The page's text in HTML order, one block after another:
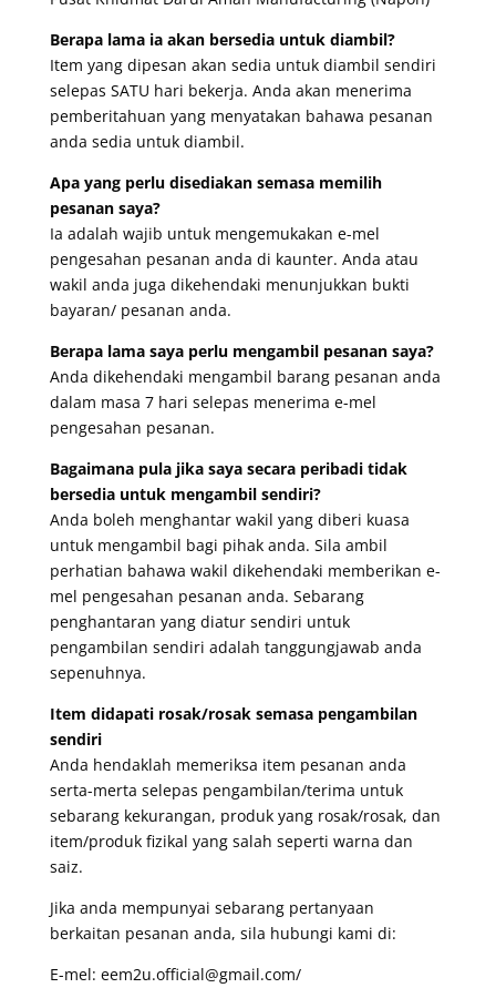
Berapa lama ia akan bersedia untuk diambil?
Item yang dipesan akan sedia untuk diambil sendiri
selepas SATU hari bekerja. Anda akan menerima
pemberitahuan yang menyatakan bahawa pesanan
anda sedia untuk diambil.
Apa yang perlu disediakan semasa memilih
pesanan saya?
Ia adalah wajib untuk mengemukakan e-mel
pengesahan pesanan anda di kaunter. Anda atau
wakil anda juga dikehendaki menunjukkan bukti
bayaran/ pesanan anda.
Berapa lama saya perlu mengambil pesanan saya?
Anda dikehendaki mengambil barang pesanan anda
dalam masa 7 hari selepas menerima e-mel
pengesahan pesanan.
Bagaimana pula jika saya secara peribadi tidak
bersedia untuk mengambil sendiri?
Anda boleh menghantar wakil yang diberi kuasa
untuk mengambil bagi pihak anda. Sila ambil
perhatian bahawa wakil dikehendaki memberikan e-
mel pengesahan pesanan anda. Sebarang
penghantaran yang diatur sendiri untuk
pengambilan sendiri adalah tanggungjawab anda
sepenuhnya.
Item didapati rosak/rosak semasa pengambilan
sendiri
Anda hendaklah memeriksa item pesanan anda
serta-merta selepas pengambilan/terima untuk
sebarang kekurangan, produk yang rosak/rosak, dan
item/produk fizikal yang salah seperti warna dan
saiz.
Jika anda mempunyai sebarang pertanyaan
berkaitan pesanan anda, sila hubungi kami di:
E-mel: eem2u.official@gmail.com/